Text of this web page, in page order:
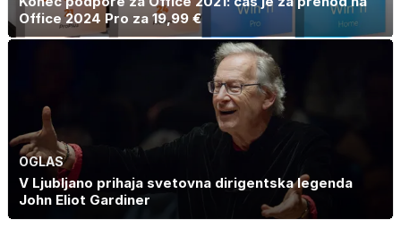
Office 2024 Pro za 19,99 €
OGLAS
V Ljubljano prihaja svetovna dirigentska legenda
John Eliot Gardiner